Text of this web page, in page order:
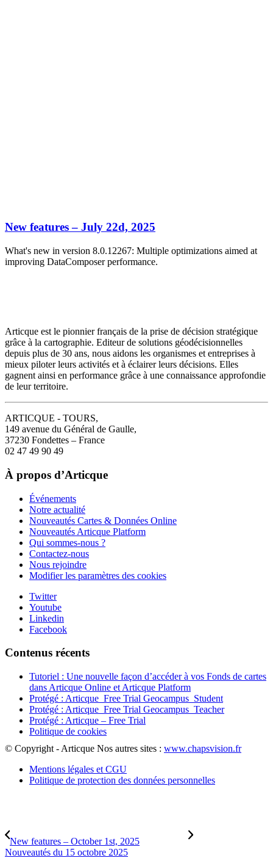
New features – July 22d, 2025
What's new in version 8.0.12267: Multiple optimizations aimed at
improving DataComposer performance.
Articque est le pionnier français de la prise de décision stratégique
grâce à la cartographie. Editeur de solutions géodécisionnelles
depuis plus de 30 ans, nous aidons les organismes et entreprises à
mieux piloter leurs activités et à éclairer leurs décisions. Elles
gagnent ainsi en performance grâce à une connaissance approfondie
de leur territoire.
ARTICQUE - TOURS,
149 avenue du Général de Gaulle,
37230 Fondettes – France
02 47 49 90 49
À propos d’Articque
Événements
Notre actualité
Nouveautés Cartes & Données Online
Nouveautés Articque Platform
Qui sommes-nous ?
Contactez-nous
Nous rejoindre
Modifier les paramètres des cookies
Twitter
Youtube
Linkedin
Facebook
Contenus récents
Tutoriel : Une nouvelle façon d’accéder à vos Fonds de cartes
dans Articque Online et Articque Platform
Protégé : Articque_Free Trial Geocampus_Student
Protégé : Articque_Free Trial Geocampus_Teacher
Protégé : Articque – Free Trial
Politique de cookies
© Copyright - Articque Nos autres sites : www.chapsvision.fr
Mentions légales et CGU
Politique de protection des données personnelles
New features – October 1st, 2025
Nouveautés du 15 octobre 2025